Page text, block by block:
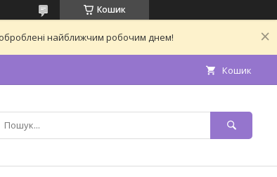
Кошик
найближчим робочим днем!
Кошик